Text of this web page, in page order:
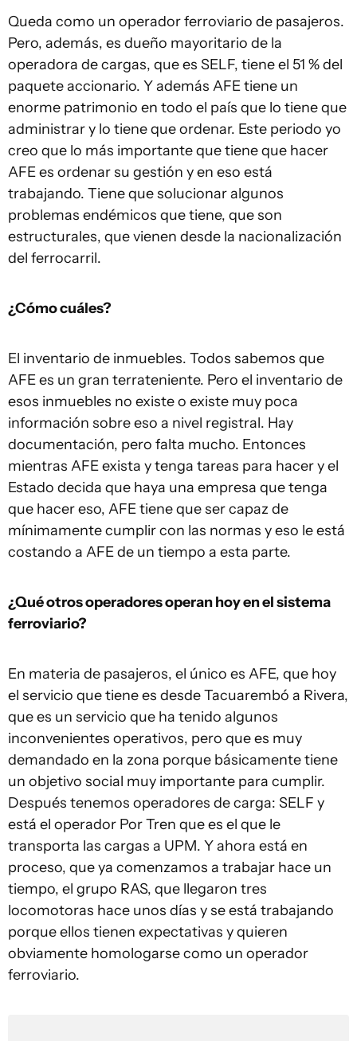
Queda como un operador ferroviario de pasajeros.
Pero, además, es dueño mayoritario de la
operadora de cargas, que es SELF, tiene el 51 % del
paquete accionario. Y además AFE tiene un
enorme patrimonio en todo el país que lo tiene que
administrar y lo tiene que ordenar. Este periodo yo
creo que lo más importante que tiene que hacer
AFE es ordenar su gestión y en eso está
trabajando. Tiene que solucionar algunos
problemas endémicos que tiene, que son
estructurales, que vienen desde la nacionalización
del ferrocarril.
¿Cómo cuáles?
El inventario de inmuebles. Todos sabemos que
AFE es un gran terrateniente. Pero el inventario de
esos inmuebles no existe o existe muy poca
información sobre eso a nivel registral. Hay
documentación, pero falta mucho. Entonces
mientras AFE exista y tenga tareas para hacer y el
Estado decida que haya una empresa que tenga
que hacer eso, AFE tiene que ser capaz de
mínimamente cumplir con las normas y eso le está
costando a AFE de un tiempo a esta parte.
¿Qué otros operadores operan hoy en el sistema
ferroviario?
En materia de pasajeros, el único es AFE, que hoy
el servicio que tiene es desde Tacuarembó a Rivera,
que es un servicio que ha tenido algunos
inconvenientes operativos, pero que es muy
demandado en la zona porque básicamente tiene
un objetivo social muy importante para cumplir.
Después tenemos operadores de carga: SELF y
está el operador Por Tren que es el que le
transporta las cargas a UPM. Y ahora está en
proceso, que ya comenzamos a trabajar hace un
tiempo, el grupo RAS, que llegaron tres
locomotoras hace unos días y se está trabajando
porque ellos tienen expectativas y quieren
obviamente homologarse como un operador
ferroviario.